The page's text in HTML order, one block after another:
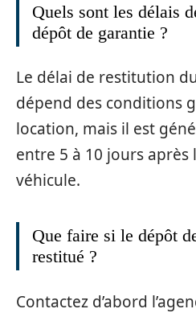
Quels sont les délais
dépôt de garantie ?
Le délai de restitution
dépend des conditions
location, mais il est
entre 5 à 10 jours
véhicule.
Que faire si le dépôt
restitué ?
Contactez d’abord